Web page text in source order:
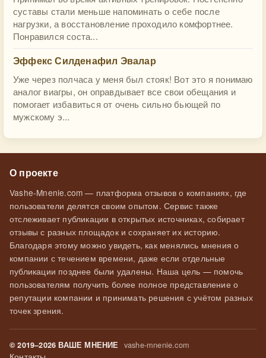
суставы стали меньше напоминать о себе после
нагрузки, а восстановление проходило комфортнее.
Понравился соста...
Эффекс Силденафил Эвалар
Уже через полчаса у меня был стояк! Вот это я понимаю
аналог виагры, он оправдывает все свои обещания и
помогает избавиться от очень сильно бьющей по
мужскому э...
О проекте
Vashe-Mnenie.com — платформа отзывов о компаниях, где
пользователи делятся своим опытом. Сервис также
отслеживает публикации в открытых источниках, собирает
отзывы с разных площадок и сохраняет их историю.
Благодаря этому можно увидеть, как менялись мнения о
компании с течением времени, даже если отдельные
публикации позднее были удалены. Наша цель — помочь
пользователям получить более полное представление о
репутации компании и принимать решения с учётом разных
точек зрения.
© 2019–2026 ВАШЕ МНЕНИЕ vashe-mnenie.com